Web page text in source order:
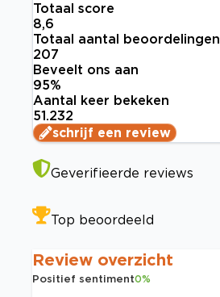
Totaal score
8,6
Totaal aantal beoordelingen
207
Beveelt ons aan
95%
Aantal keer bekeken
51.232
schrijf een review
Geverifieerde reviews
Top beoordeeld
Review overzicht
Positief sentiment0%